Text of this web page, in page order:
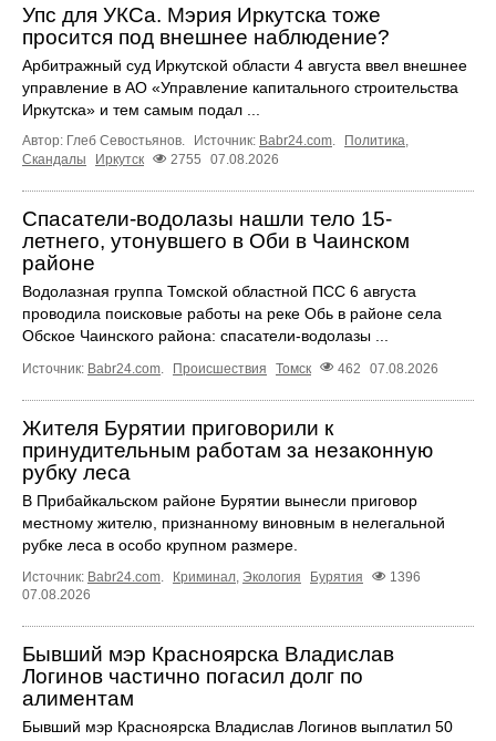
Упс для УКСа. Мэрия Иркутска тоже
просится под внешнее наблюдение?
Арбитражный суд Иркутской области 4 августа ввел внешнее
управление в АО «Управление капитального строительства
Иркутска» и тем самым подал ...
Автор: Глеб Севостьянов. Источник: Babr24.com. Политика,
Скандалы
Иркутск 2755 07.08.2026
Спасатели-водолазы нашли тело 15-
летнего, утонувшего в Оби в Чаинском
районе
Водолазная группа Томской областной ПСС 6 августа
проводила поисковые работы на реке Обь в районе села
Обское Чаинского района: спасатели-водолазы ...
Источник: Babr24.com Происшествия Томск 462 07.08.2026
Жителя Бурятии приговорили к
принудительным работам за незаконную
рубку леса
В Прибайкальском районе Бурятии вынесли приговор
местному жителю, признанному виновным в нелегальной
рубке леса в особо крупном размере.
Источник: Babr24.com Криминал Экология Бурятия
1396
07.08.2026
Бывший мэр Красноярска Владислав
Логинов частично погасил долг по
алиментам
Бывший мэр Красноярска Владислав Логинов выплатил 50